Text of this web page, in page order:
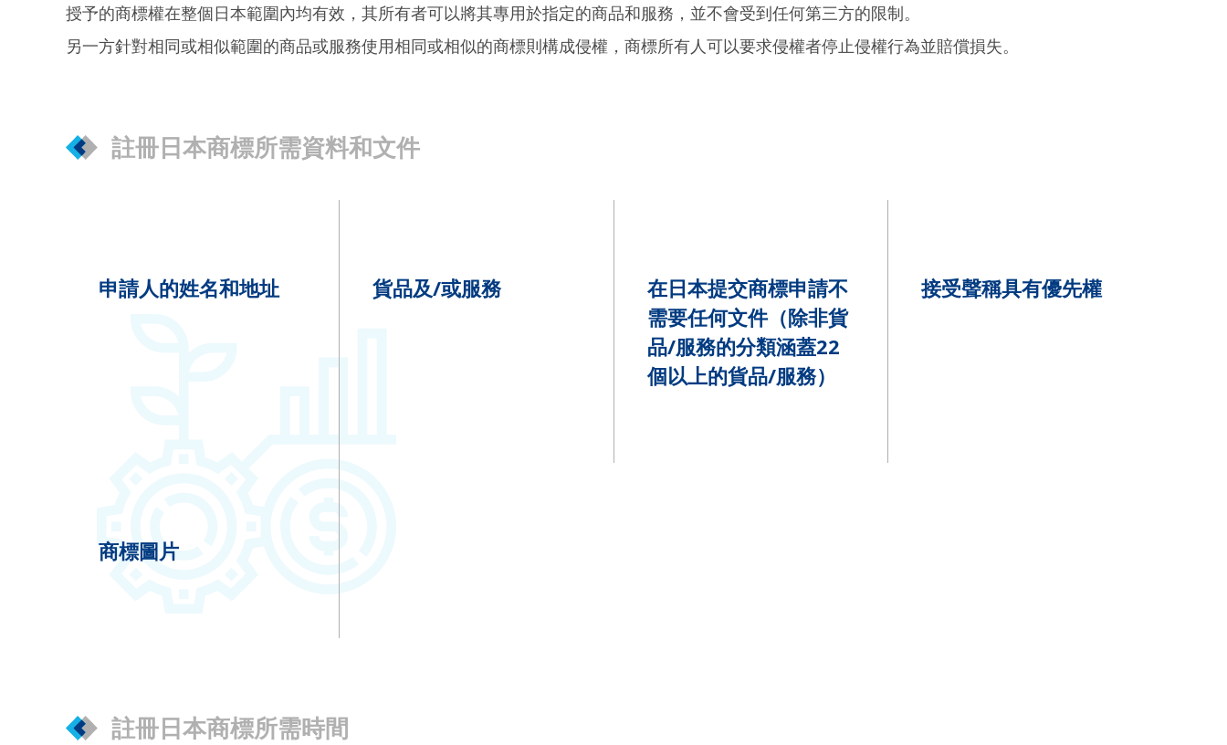
授予的商標權在整個日本範圍內均有效，其所有者可以將其專用於指定的商品和服務，並不會受到任何第三方的限制。
另一方針對相同或相似範圍的商品或服務使用相同或相似的商標則構成侵權，商標所有人可以要求侵權者停止侵權行為並賠償損失。
註冊日本商標所需資料和文件
申請人的姓名和地址 貨品及/或服務
在日本提交商標申請不
需要任何文件（除非貨
品/服務的分類涵蓋22
個以上的貨品/服務）
接受聲稱具有優先權
商標圖片
註冊日本商標所需時間